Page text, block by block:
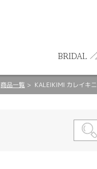
BRIDAL
商品一覧 KALEIKIMI カレイキニ